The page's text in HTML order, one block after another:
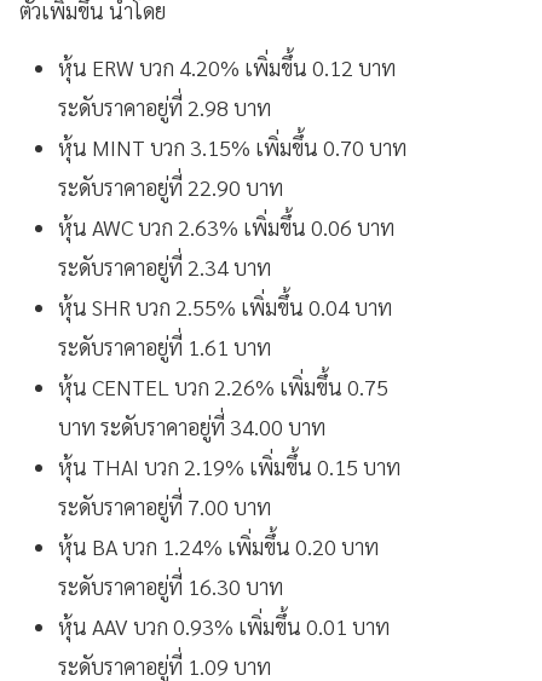
ตัวเพิ่มขึ้น นำโดย
หุ้น ERW บวก 4.20% เพิ่มขึ้น 0.12 บาท
ระดับราคาอยู่ที่ 2.98 บาท
หุ้น MINT บวก 3.15% เพิ่มขึ้น 0.70 บาท
ระดับราคาอยู่ที่ 22.90 บาท
หุ้น AWC บวก 2.63% เพิ่มขึ้น 0.06 บาท
ระดับราคาอยู่ที่ 2.34 บาท
หุ้น SHR บวก 2.55% เพิ่มขึ้น 0.04 บาท
ระดับราคาอยู่ที่ 1.61 บาท
หุ้น CENTEL บวก 2.26% เพิ่มขึ้น 0.75
บาท ระดับราคาอยู่ที่ 34.00 บาท
หุ้น THAI บวก 2.19% เพิ่มขึ้น 0.15 บาท
ระดับราคาอยู่ที่ 7.00 บาท
หุ้น BA บวก 1.24% เพิ่มขึ้น 0.20 บาท
ระดับราคาอยู่ที่ 16.30 บาท
หุ้น AAV บวก 0.93% เพิ่มขึ้น 0.01 บาท
ระดับราคาอยู่ที่ 1.09 บาท